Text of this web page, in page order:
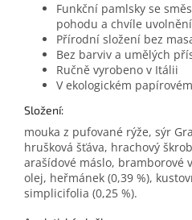
Funkční pamlsky se
pohodu a chvíle uvolnění
Přírodní složení bez
Bez barviv a umělých
Ručně vyrobeno v Itálii
V ekologickém
Složení:
mouka z pufované rýže, sýr
hrušková šťáva, hrachový
arašídové máslo, bramborové
olej, heřmánek (0,39 %),
simplicifolia (0,25 %).